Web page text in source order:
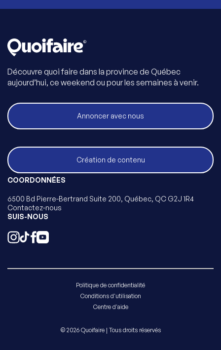
Découvre quoi faire dans la province de Québec
aujourd’hui, ce weekend ou pour les semaines à venir.
Annoncer avec nous
Création de contenu
COORDONNÉES
6500 Bd Pierre-Bertrand Suite 200, Québec, QC G2J 1R4
Contactez-nous
SUIS-NOUS
Politique de confidentialité
Conditions d'utilisation
Centre d'aide
© 2026 Quoifaire | Tous droits réservés